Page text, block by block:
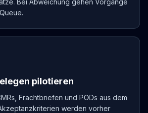
Bei Abweichung gehen Vorgänge
pilotieren
Frachtbriefen und PODs aus dem
werden vorher